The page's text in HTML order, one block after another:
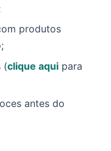
produtos
(clique aqui para
antes do